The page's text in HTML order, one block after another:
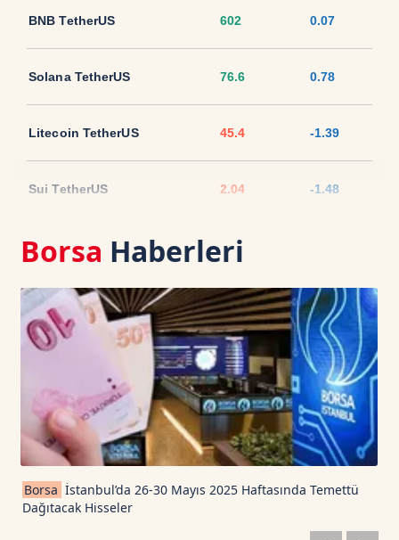
BNB TetherUS 602 0.07
Solana TetherUS 76.6 0.78
Litecoin TetherUS 45.4 -1.39
Sui TetherUS 2.04 -1.48
Ripple TetherUS 1.032
USD Coin TetherUS 1.0007 0
1.0003 0
TRON TetherUS 0.33 0.03
Cardano TetherUS 0.197 -0.51
Borsa Haberleri
Borsa İstanbul’da 26-30 Mayıs 2025 Haftasında Temettü
Dağıtacak Hisseler